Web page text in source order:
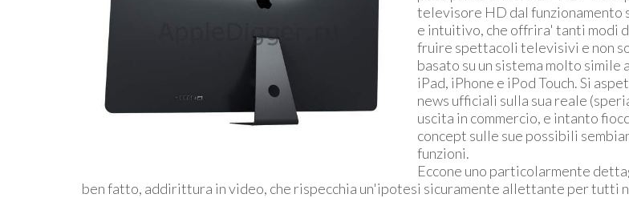
televisore HD dal funzionamento
e intuitivo, che offrira' tanti modi
fruire spettacoli televisivi e non
basato su un sistema molto simile
iPad, iPhone e iPod Touch. Si
news ufficiali sulla sua reale
uscita in commercio, e intanto
concept sulle sue possibili
funzioni.
Eccone uno particolarmente
ben fatto, addirittura in video, che rispecchia un'ipotesi sicuramente allettante per tutti